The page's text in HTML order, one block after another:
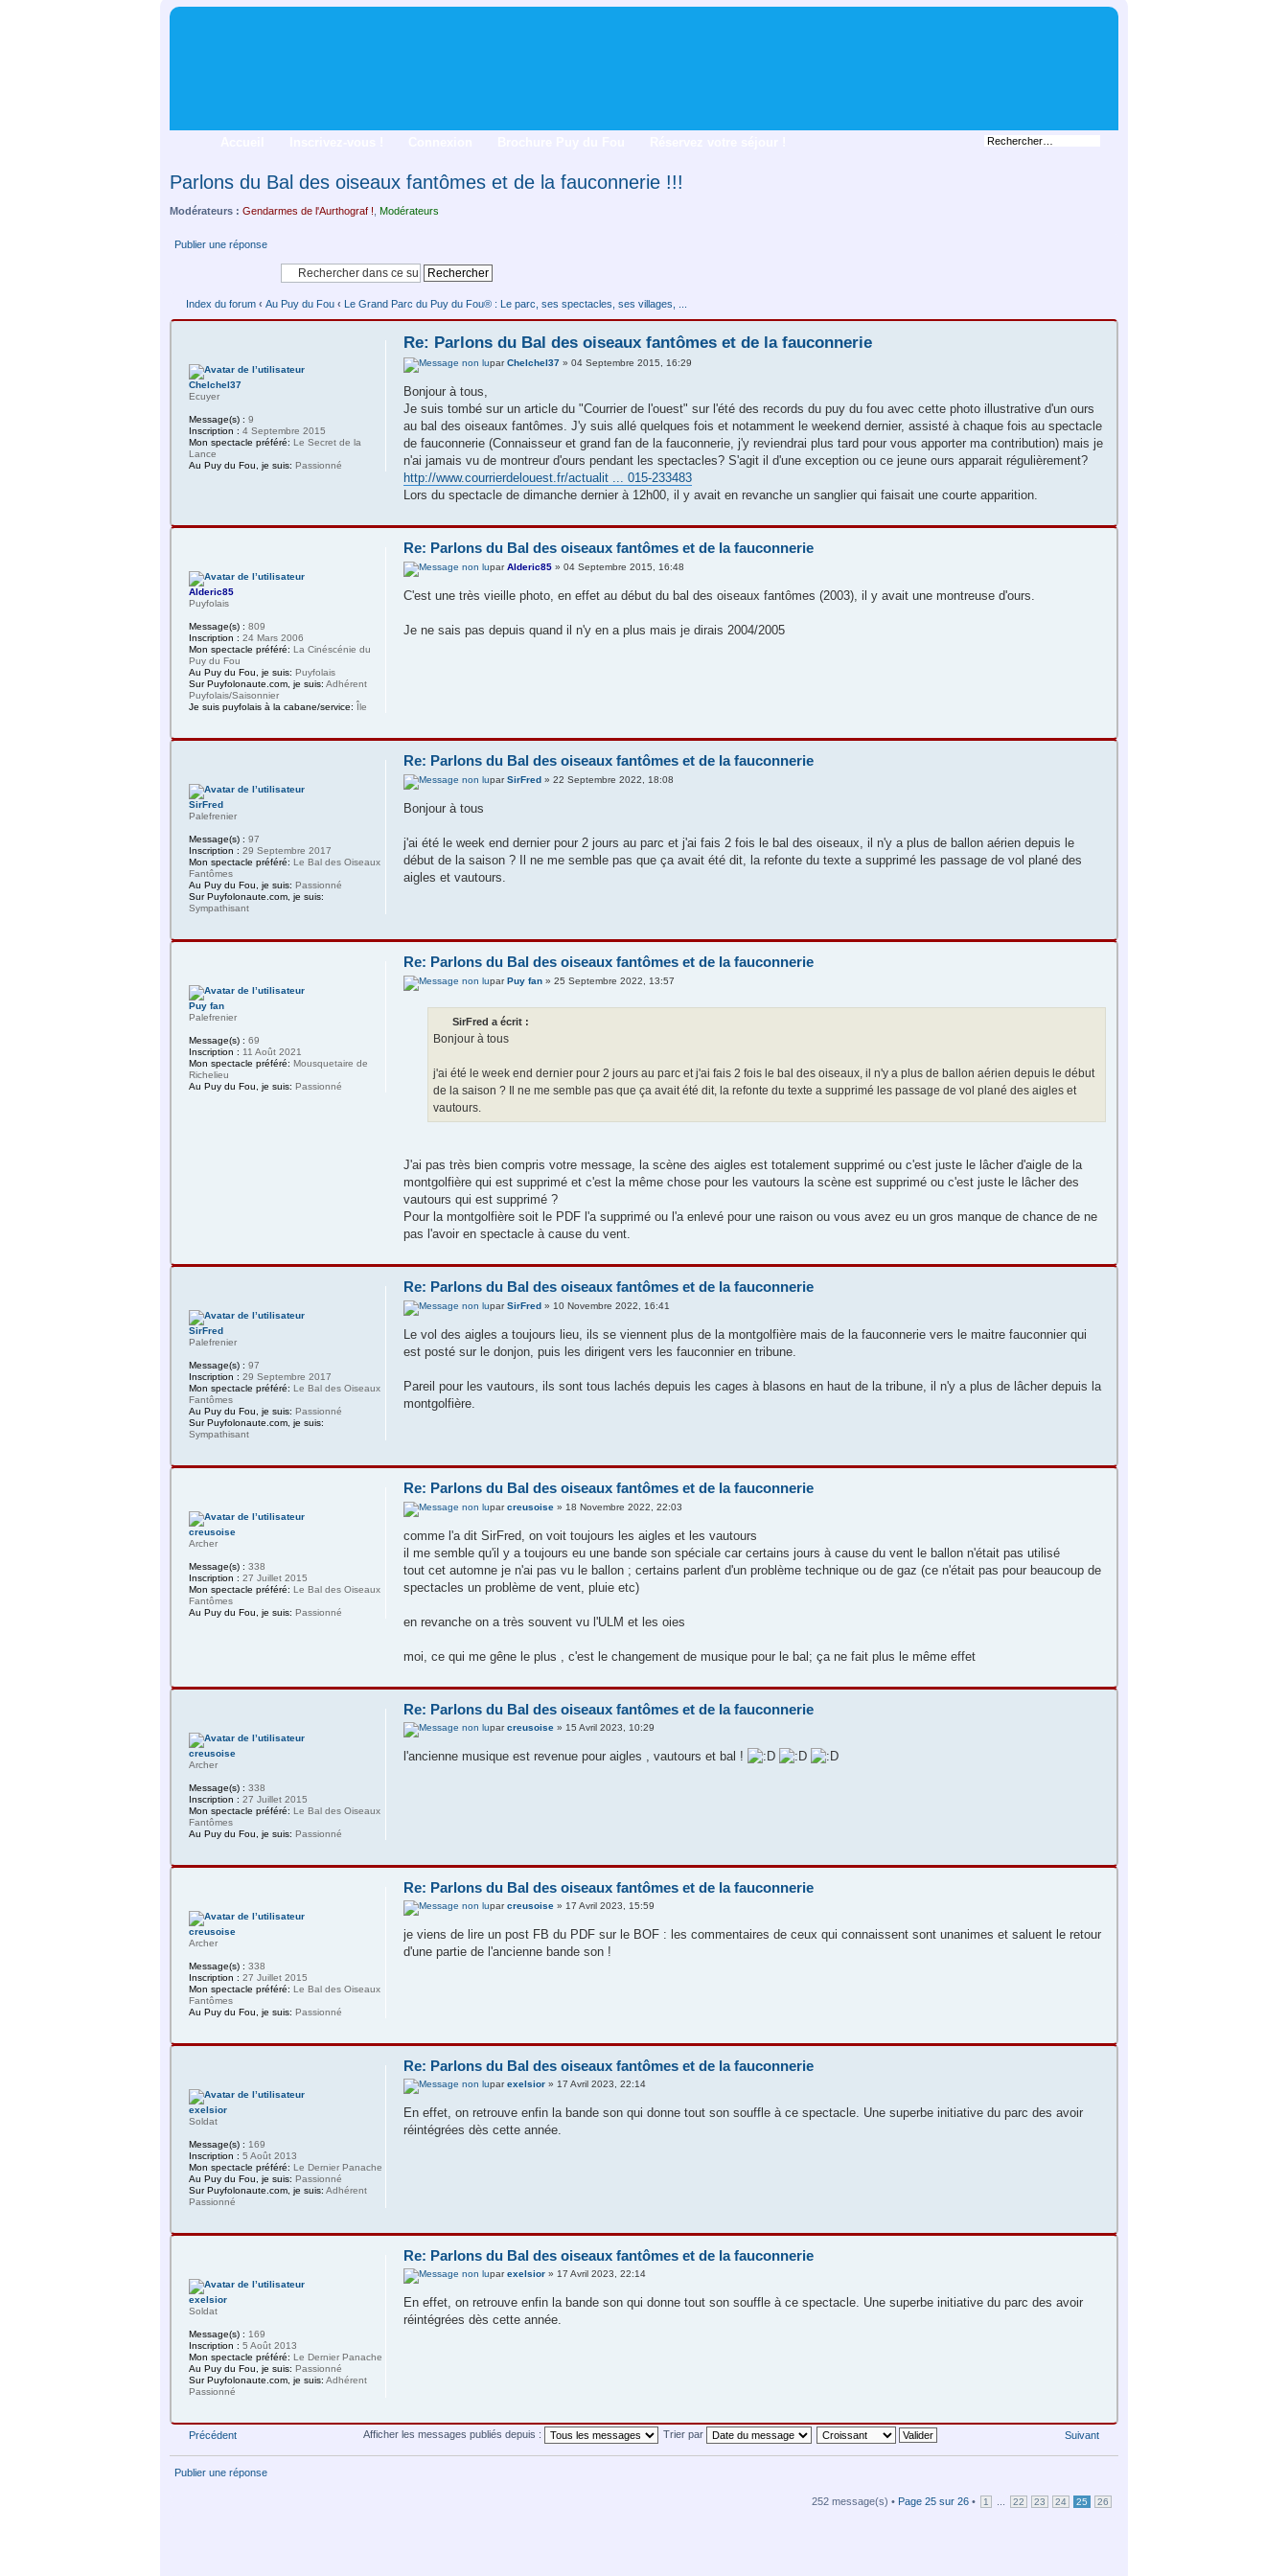
Parlons du Bal des oiseaux fantômes et de la fauconnerie !!!
Modérateurs : Gendarmes de l'Aurthograf ! Modérateurs
Publier une réponse
Index du forum ‹ Au Puy du Fou ‹ Le Grand Parc du Puy du Fou® : Le parc, ses spectacles, ses villages, ...
Re: Parlons du Bal des oiseaux fantômes et de la fauconnerie
parChelchel37» 04 Septembre 2015, 16:29
Bonjour à tous,
Je suis tombé sur un article du "Courrier de l'ouest" sur l'été des records du puy du fou avec cette photo illustrative d'un ours
au bal des oiseaux fantômes. J'y suis allé quelques fois et notamment le weekend dernier, assisté à chaque fois au spectacle
de fauconnerie (Connaisseur et grand fan de la fauconnerie, j'y reviendrai plus tard pour vous apporter ma contribution) mais je
n'ai jamais vu de montreur d'ours pendant les spectacles? S'agit il d'une exception ou ce jeune ours apparait régulièrement?
http://www.courrierdelouest.fr/actualit ... 015-233483
Lors du spectacle de dimanche dernier à 12h00, il y avait en revanche un sanglier qui faisait une courte apparition.
Chelchel37
Ecuyer
Message(s) : 9
Inscription : 4 Septembre 2015
Mon spectacle préféré: Le Secret de la
Lance
Au Puy du Fou, je suis: Passionné
Re: Parlons du Bal des oiseaux fantômes et de la fauconnerie
parAlderic85» 04 Septembre 2015, 16:48
C'est une très vieille photo, en effet au début du bal des oiseaux fantômes (2003), il y avait une montreuse d'ours.
Je ne sais pas depuis quand il n'y en a plus mais je dirais 2004/2005
Alderic85
Puyfolais
Message(s) : 809
Inscription : 24 Mars 2006
Mon spectacle préféré: La Cinéscénie du
Puy du Fou
Au Puy du Fou, je suis: Puyfolais
Sur Puyfolonaute.com, je suis: Adhérent
Puyfolais/Saisonnier
Je suis puyfolais à la cabane/service: Île
Re: Parlons du Bal des oiseaux fantômes et de la fauconnerie
parSirFred» 22 Septembre 2022, 18:08
Bonjour à tous
j'ai été le week end dernier pour 2 jours au parc et j'ai fais 2 fois le bal des oiseaux, il n'y a plus de ballon aérien depuis le
début de la saison ? Il ne me semble pas que ça avait été dit, la refonte du texte a supprimé les passage de vol plané des
aigles et vautours.
SirFred
Palefrenier
Message(s) : 97
Inscription : 29 Septembre 2017
Mon spectacle préféré: Le Bal des Oiseaux
Fantômes
Au Puy du Fou, je suis: Passionné
Sur Puyfolonaute.com, je suis:
Sympathisant
Re: Parlons du Bal des oiseaux fantômes et de la fauconnerie
parPuy fan» 25 Septembre 2022, 13:57
SirFred a écrit :
Bonjour à tous
j'ai été le week end dernier pour 2 jours au parc et j'ai fais 2 fois le bal des oiseaux, il n'y a plus de ballon aérien depuis le début
de la saison ? Il ne me semble pas que ça avait été dit, la refonte du texte a supprimé les passage de vol plané des aigles et
vautours.
J'ai pas très bien compris votre message, la scène des aigles est totalement supprimé ou c'est juste le lâcher d'aigle de la
montgolfière qui est supprimé et c'est la même chose pour les vautours la scène est supprimé ou c'est juste le lâcher des
vautours qui est supprimé ?
Pour la montgolfière soit le PDF l'a supprimé ou l'a enlevé pour une raison ou vous avez eu un gros manque de chance de ne
pas l'avoir en spectacle à cause du vent.
Puy fan
Palefrenier
Message(s) : 69
Inscription : 11 Août 2021
Mon spectacle préféré: Mousquetaire de
Richelieu
Au Puy du Fou, je suis: Passionné
Re: Parlons du Bal des oiseaux fantômes et de la fauconnerie
parSirFred» 10 Novembre 2022, 16:41
Le vol des aigles a toujours lieu, ils se viennent plus de la montgolfière mais de la fauconnerie vers le maitre fauconnier qui
est posté sur le donjon, puis les dirigent vers les fauconnier en tribune.
Pareil pour les vautours, ils sont tous lachés depuis les cages à blasons en haut de la tribune, il n'y a plus de lâcher depuis la
montgolfière.
SirFred
Palefrenier
Message(s) : 97
Inscription : 29 Septembre 2017
Mon spectacle préféré: Le Bal des Oiseaux
Fantômes
Au Puy du Fou, je suis: Passionné
Sur Puyfolonaute.com, je suis:
Sympathisant
Re: Parlons du Bal des oiseaux fantômes et de la fauconnerie
parcreusoise» 18 Novembre 2022, 22:03
comme l'a dit SirFred, on voit toujours les aigles et les vautours
il me semble qu'il y a toujours eu une bande son spéciale car certains jours à cause du vent le ballon n'était pas utilisé
tout cet automne je n'ai pas vu le ballon ; certains parlent d'un problème technique ou de gaz (ce n'était pas pour beaucoup de
spectacles un problème de vent, pluie etc)
en revanche on a très souvent vu l'ULM et les oies
moi, ce qui me gêne le plus , c'est le changement de musique pour le bal; ça ne fait plus le même effet
creusoise
Archer
Message(s) : 338
Inscription : 27 Juillet 2015
Mon spectacle préféré: Le Bal des Oiseaux
Fantômes
Au Puy du Fou, je suis: Passionné
Re: Parlons du Bal des oiseaux fantômes et de la fauconnerie
parcreusoise» 15 Avril 2023, 10:29
l'ancienne musique est revenue pour aigles , vautours et bal !
creusoise
Archer
Message(s) : 338
Inscription : 27 Juillet 2015
Mon spectacle préféré: Le Bal des Oiseaux
Fantômes
Au Puy du Fou, je suis: Passionné
Re: Parlons du Bal des oiseaux fantômes et de la fauconnerie
parcreusoise» 17 Avril 2023, 15:59
je viens de lire un post FB du PDF sur le BOF : les commentaires de ceux qui connaissent sont unanimes et saluent le retour
d'une partie de l'ancienne bande son !
creusoise
Archer
Message(s) : 338
Inscription : 27 Juillet 2015
Mon spectacle préféré: Le Bal des Oiseaux
Fantômes
Au Puy du Fou, je suis: Passionné
Re: Parlons du Bal des oiseaux fantômes et de la fauconnerie
parexelsior» 17 Avril 2023, 22:14
En effet, on retrouve enfin la bande son qui donne tout son souffle à ce spectacle. Une superbe initiative du parc des avoir
réintégrées dès cette année.
exelsior
Soldat
Message(s) : 169
Inscription : 5 Août 2013
Mon spectacle préféré: Le Dernier Panache
Au Puy du Fou, je suis: Passionné
Sur Puyfolonaute.com, je suis: Adhérent
Passionné
Re: Parlons du Bal des oiseaux fantômes et de la fauconnerie
parexelsior» 17 Avril 2023, 22:14
En effet, on retrouve enfin la bande son qui donne tout son souffle à ce spectacle. Une superbe initiative du parc des avoir
réintégrées dès cette année.
exelsior
Soldat
Message(s) : 169
Inscription : 5 Août 2013
Mon spectacle préféré: Le Dernier Panache
Au Puy du Fou, je suis: Passionné
Sur Puyfolonaute.com, je suis: Adhérent
Passionné
Précédent Suivant
Afficher les messages publiés depuis : Trier par
Publier une réponse
252 message(s) • Page 25 sur 26 • 1 22 23 24 25 26